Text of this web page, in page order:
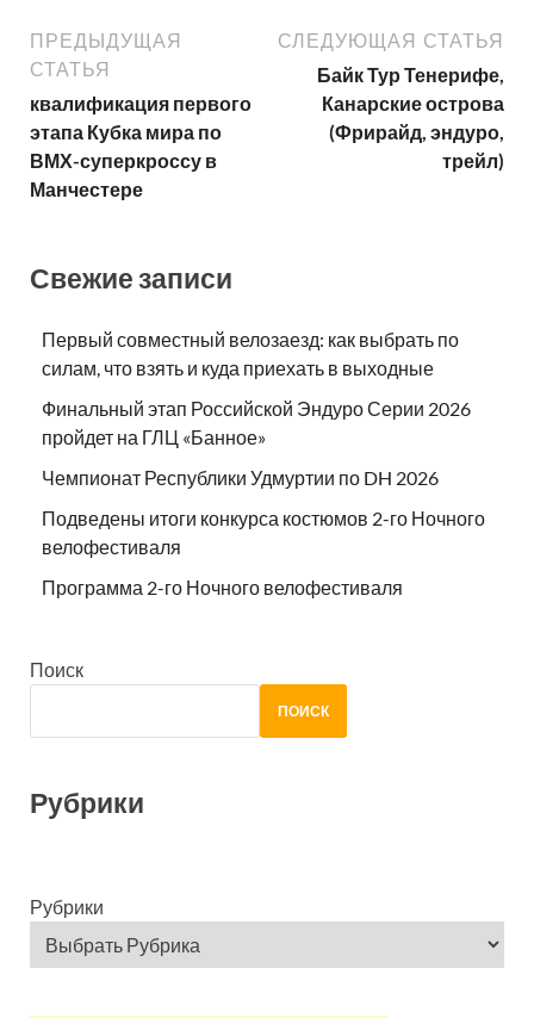
ПРЕДЫДУЩАЯ
СТАТЬЯ
квалификация первого
этапа Кубка мира по
ВМХ-суперкроссу в
Манчестере
СЛЕДУЮЩАЯ СТАТЬЯ
Байк Тур Тенерифе,
Канарские острова
(Фрирайд, эндуро,
трейл)
Свежие записи
Первый совместный велозаезд: как выбрать по
силам, что взять и куда приехать в выходные
Финальный этап Российской Эндуро Серии 2026
пройдет на ГЛЦ «Банное»
Чемпионат Республики Удмуртии по DH 2026
Подведены итоги конкурса костюмов 2-го Ночного
велофестиваля
Программа 2-го Ночного велофестиваля
Поиск
ПОИСК
Рубрики
Рубрики